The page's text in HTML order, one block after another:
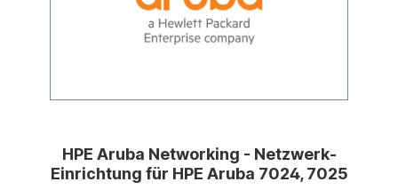
HPE Aruba Networking - Netzwerk-
Einrichtung für HPE Aruba 7024, 7025